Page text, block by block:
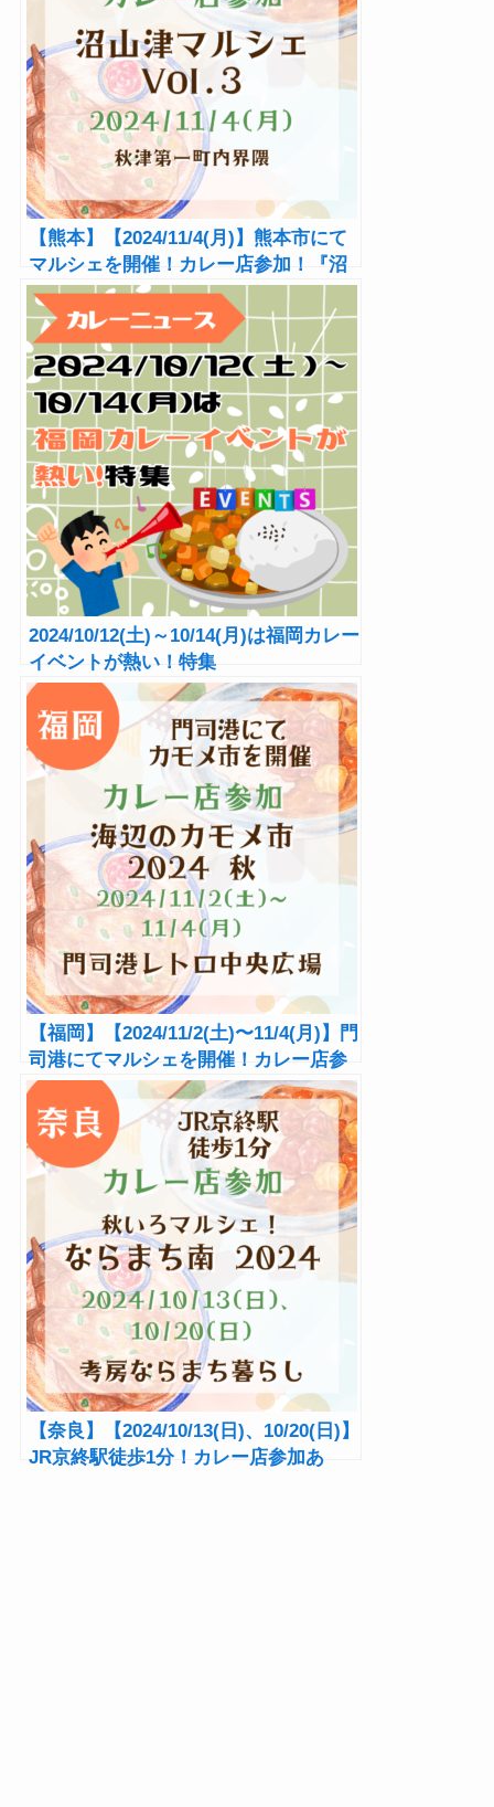
【熊本】【2024/11/4(月)】熊本市にて
マルシェを開催！カレー店参加！『沼
山津マルシェ Vol.3』
2024/10/12(土)～10/14(月)は福岡カレー
イベントが熱い！特集
【福岡】【2024/11/2(土)〜11/4(月)】門
司港にてマルシェを開催！カレー店参
加あり！『海辺のカモメ市 2024 秋』
【奈良】【2024/10/13(日)、10/20(日)】
JR京終駅徒歩1分！カレー店参加あ